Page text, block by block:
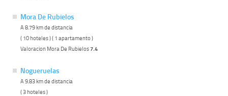
Mora De Rubielos
A 8.79 km de distancia
( 10 hoteles ) ( 1 apartamento )
Valoracion Mora De Rubielos7.4
Nogueruelas
A 9.83 km de distancia
( 3 hoteles )